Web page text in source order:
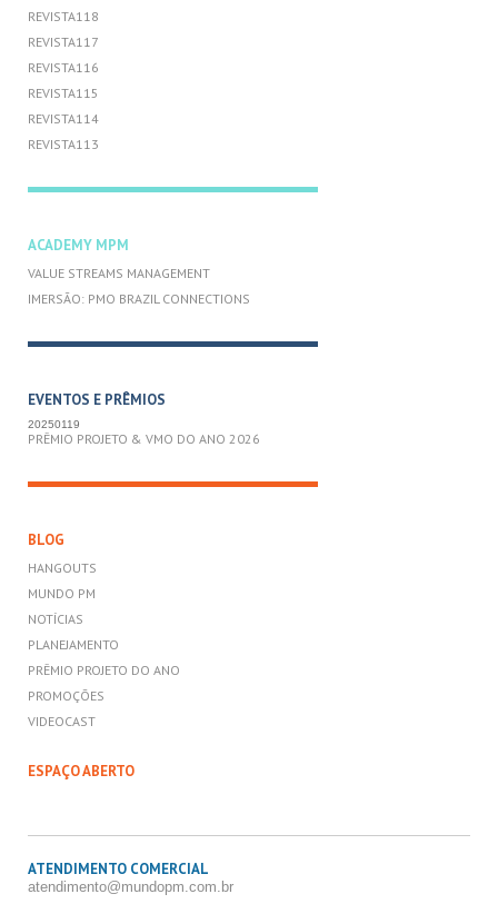
REVISTA118
REVISTA117
REVISTA116
REVISTA115
REVISTA114
REVISTA113
ACADEMY MPM
VALUE STREAMS MANAGEMENT
IMERSÃO: PMO BRAZIL CONNECTIONS
EVENTOS E PRÊMIOS
20250119
PRÊMIO PROJETO & VMO DO ANO 2026
BLOG
HANGOUTS
MUNDO PM
NOTÍCIAS
PLANEJAMENTO
PRÊMIO PROJETO DO ANO
PROMOÇÕES
VIDEOCAST
ESPAÇO ABERTO
ATENDIMENTO COMERCIAL
atendimento@mundopm.com.br